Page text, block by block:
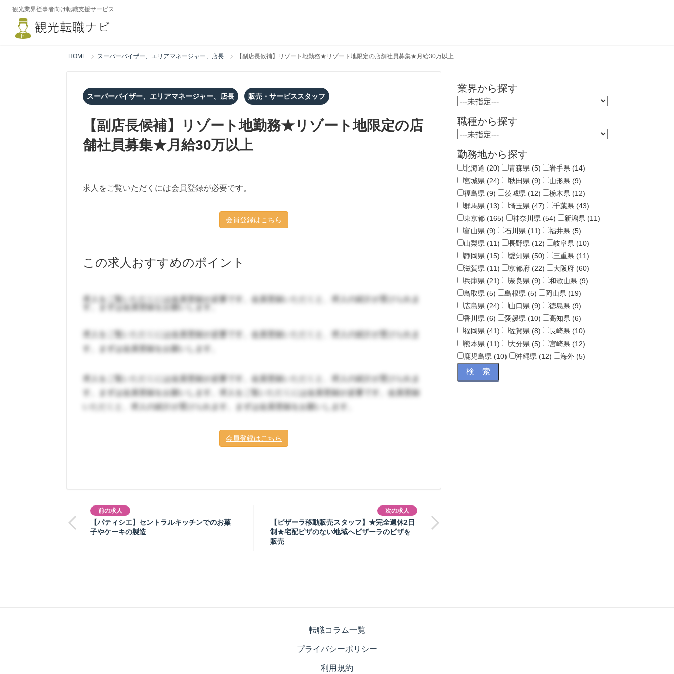
観光業界従事者向け転職支援サービス
HOME スーパーバイザー、エリアマネージャー、店長 【副店長候補】リゾート地勤務★リゾート地限定の店舗社員募集★月給30万以上
スーパーバイザー、エリアマネージャー、店長 販売・サービススタッフ
【副店長候補】リゾート地勤務★リゾート地限定の店
舗社員募集★月給30万以上
求人をご覧いただくには会員登録が必要です。
会員登録はこちら
この求人おすすめのポイント
求人をご覧いただくには会員登録が必要です。会員登録いただくと、求人の紹介が受けられま
す。まずは会員登録をお願いします。
求人をご覧いただくには会員登録が必要です。会員登録いただくと、求人の紹介が受けられま
す。まずは会員登録をお願いします。
求人をご覧いただくには会員登録が必要です。会員登録いただくと、求人の紹介が受けられま
す。まずは会員登録をお願いします。求人をご覧いただくには会員登録が必要です。会員登録
いただくと、求人の紹介が受けられます。まずは会員登録をお願いします。
会員登録はこちら
前の求人
【パティシエ】セントラルキッチンでのお菓
子やケーキの製造
次の求人
【ピザーラ移動販売スタッフ】★完全週休2日
制★宅配ピザのない地域へピザーラのピザを
販売
業界から探す
職種から探す
勤務地から探す
北海道 (20) 青森県 (5)
岩手県 (14)
宮城県 (24)
秋田県 (9)
山形県 (9)
福島県 (9)
茨城県 (12)
栃木県 (12)
群馬県 (13)
埼玉県 (47)
千葉県 (43)
東京都 (165)
神奈川県 (54)
新潟県 (11)
富山県 (9)
石川県 (11)
福井県 (5)
山梨県 (11)
長野県 (12)
岐阜県 (10)
静岡県 (15)
愛知県 (50)
三重県 (11)
滋賀県 (11)
京都府 (22)
大阪府 (60)
兵庫県 (21)
奈良県 (9)
和歌山県 (9)
鳥取県 (5)
島根県 (5)
岡山県 (19)
広島県 (24)
山口県 (9)
徳島県 (9)
香川県 (6)
愛媛県 (10)
高知県 (6)
福岡県 (41)
佐賀県 (8)
長崎県 (10)
熊本県 (11)
大分県 (5)
宮崎県 (12)
鹿児島県 (10)
沖縄県 (12) 海外 (5)
転職コラム一覧
プライバシーポリシー
利用規約